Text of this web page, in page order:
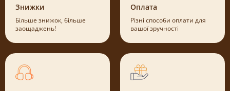
Знижки
Більше знижок, більше
заощаджень!
Оплата
Різні способи оплати для
вашої зручності